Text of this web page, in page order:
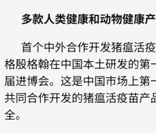
多款人类健康和动物健康产
首个中外合作开发猪瘟活
格殷格翰在中国本土研发的
届进博会。这是中国市场上
共同合作开发的猪瘟活疫苗
全。